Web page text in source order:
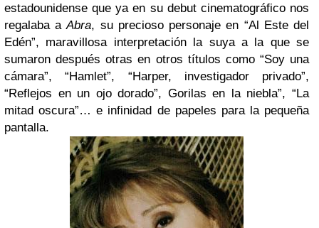
estadounidense que ya en su debut cinematográfico nos
regalaba aAbra, su precioso personaje en “Al Este del
Edén”, maravillosa interpretación la suya a la que se
sumaron después otras en otros títulos como “Soy una
cámara”, “Hamlet”, “Harper, investigador privado”,
“Reflejos en un ojo dorado”, Gorilas en la niebla”, “La
mitad oscura”… e infinidad de papeles para la pequeña
pantalla.